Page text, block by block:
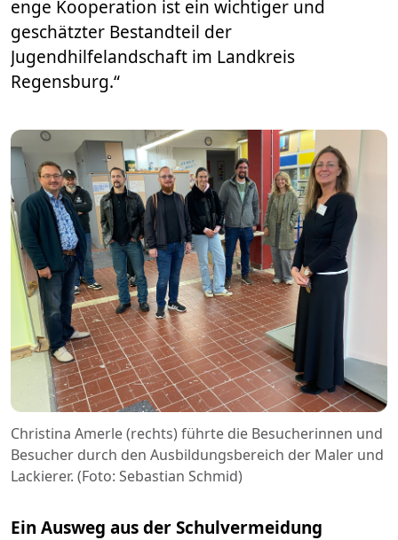
enge Kooperation ist ein wichtiger und
geschätzter Bestandteil der
Jugendhilfelandschaft im Landkreis
Regensburg.“
Christina Amerle (rechts) führte die Besucherinnen und
Besucher durch den Ausbildungsbereich der Maler und
Lackierer. (Foto: Sebastian Schmid)
Ein Ausweg aus der Schulvermeidung